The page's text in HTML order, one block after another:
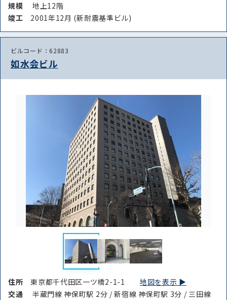
規模
地上12階
竣⼯ 2001年12月 (新耐震基準ビル)
ビルコード：62883
如水会ビル
住所東京都千代田区一ツ橋2-1-1地図を表示 ▶︎
交通
半蔵門線 神保町駅 2分 / 新宿線 神保町駅 3分 / 三田線